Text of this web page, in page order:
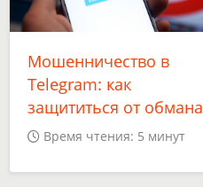
Мошенничество в
Telegram: как
защититься от обмана
Время чтения: 5 минут